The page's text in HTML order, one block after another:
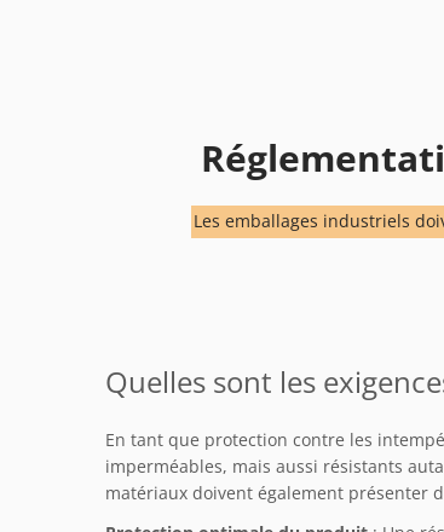
Les emballages industriels
Quelles sont les
En tant que protection contre les
imperméables, mais aussi résistants
matériaux doivent également présenter